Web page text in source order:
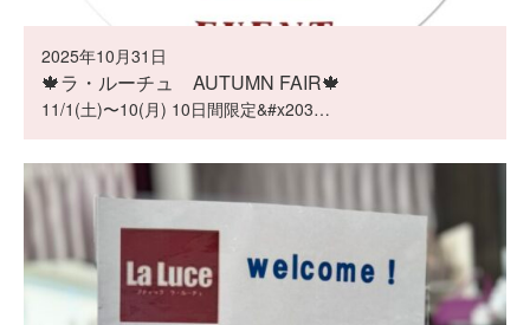
2025年10月31日
🍁ラ・ルーチュ AUTUMN FAIR🍁
11/1(土)〜10(月) 10日間限定&#x203…